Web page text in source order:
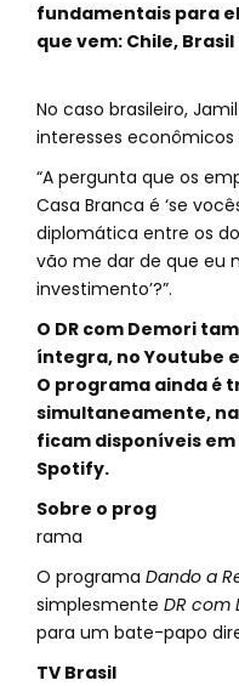
fundamentais para
que vem: Chile,
No caso brasileiro,
interesses econômicos
“A pergunta que os
Casa Branca é ‘se
diplomática entre os
vão me dar de que eu
investimento’?”.
O DR com Demori
íntegra, no Youtube
O programa ainda é
simultaneamente, na
ficam disponíveis
Spotify.
Sobre o prog
rama
O programa Dando a
simplesmente DR com
para um bate-papo
TV Brasil